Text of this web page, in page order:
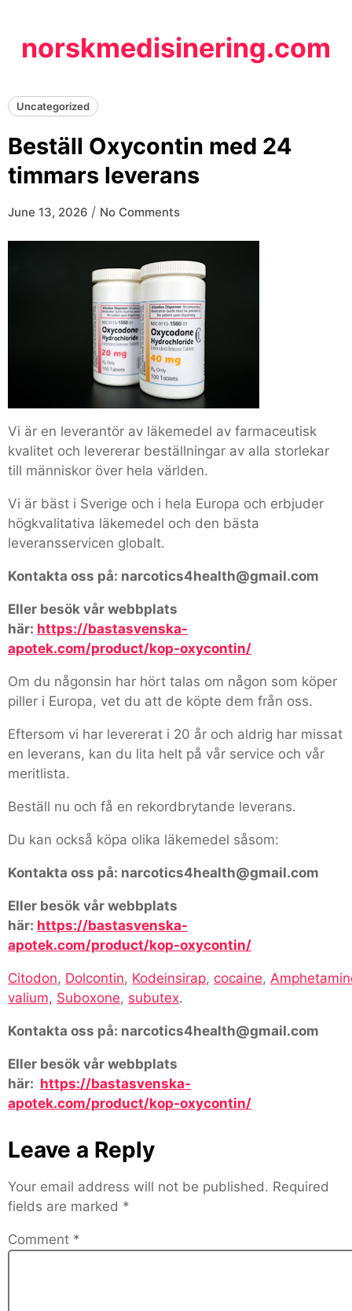
contentnorskmedisinering.com
Uncategorized
Beställ Oxycontin med 24
timmars leverans
June 13, 2026 / No Comments
Vi är en leverantör av läkemedel av farmaceutisk
kvalitet och levererar beställningar av alla storlekar
till människor över hela världen.
Vi är bäst i Sverige och i hela Europa och erbjuder
högkvalitativa läkemedel och den bästa
leveransservicen globalt.
Kontakta oss på: narcotics4health@gmail.com
Eller besök vår webbplats
här: https://bastasvenska-
apotek.com/product/kop-oxycontin/
Om du någonsin har hört talas om någon som köper
piller i Europa, vet du att de köpte dem från oss.
Eftersom vi har levererat i 20 år och aldrig har missat
en leverans, kan du lita helt på vår service och vår
meritlista.
Beställ nu och få en rekordbrytande leverans.
Du kan också köpa olika läkemedel såsom:
Kontakta oss på: narcotics4health@gmail.com
Eller besök vår webbplats
här: https://bastasvenska-
apotek.com/product/kop-oxycontin/
Citodon, Dolcontin, Kodeinsirap, cocaine,
valium, Suboxone, subutex.
Kontakta oss på: narcotics4health@gmail.com
Eller besök vår webbplats
här: https://bastasvenska-
apotek.com/product/kop-oxycontin/
Leave a Reply
Your email address will not be published. Required
fields are marked *
Comment *